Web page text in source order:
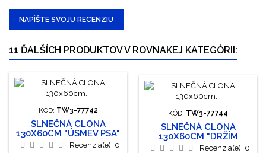
NAPÍŠTE SVOJU RECENZIU
11 ĎALŠÍCH PRODUKTOV V ROVNAKEJ KATEGÓRII:
KÓD: TW3-77742
SLNEČNÁ CLONA
130X60CM "ÚSMEV PSA"
Recenzia(e): 0
KÓD: TW3-77744
SLNEČNÁ CLONA
130X60CM "DRŽÍM
CHLAD"Recenzia(e): 0